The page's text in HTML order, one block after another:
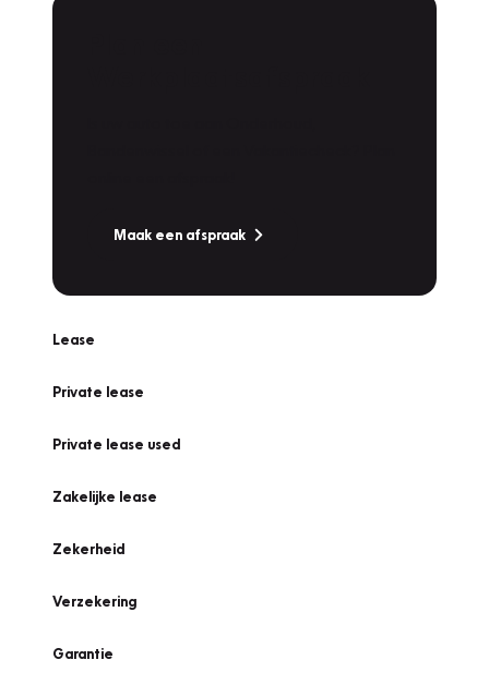
Maak een afspraak
Lease
Private lease
Private lease used
Zakelijke lease
Zekerheid
Verzekering
Garantie